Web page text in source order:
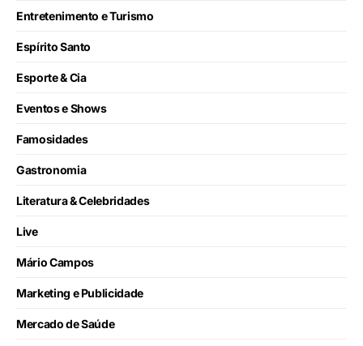
Entretenimento e Turismo
Espírito Santo
Esporte & Cia
Eventos e Shows
Famosidades
Gastronomia
Literatura & Celebridades
Live
Mário Campos
Marketing e Publicidade
Mercado de Saúde